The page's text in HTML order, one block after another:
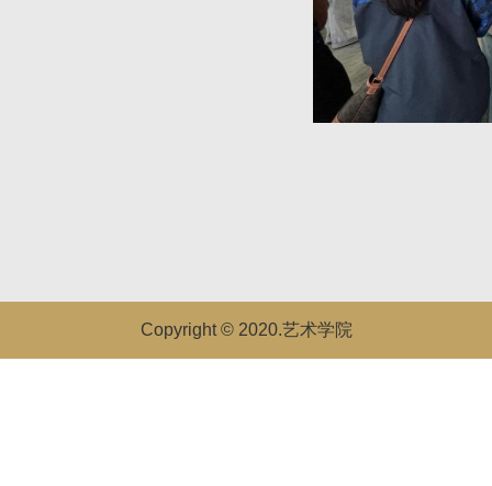
Copyright © 2020.艺术学院